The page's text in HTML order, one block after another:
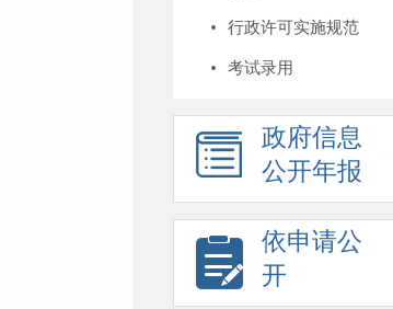
行政许可实施规范
考试录用
政府信息
公开年报
依申请公
开